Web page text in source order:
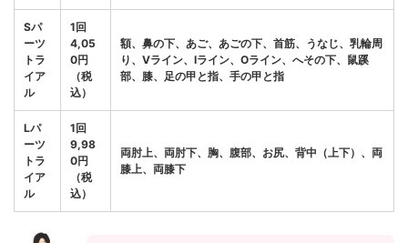
Sパ
ーツ
トラ
イア
ル
1回
4,05
0円
（税
込）
額、鼻の下、あご、あごの下、首筋、うなじ、乳輪周
り、Vライン、Iライン、Oライン、へその下、鼠蹊
部、膝、足の甲と指、手の甲と指
Lパ
ーツ
トラ
イア
ル
1回
9,98
0円
（税
込）
両肘上、両肘下、胸、腹部、お尻、背中（上下） 、両
膝上、両膝下